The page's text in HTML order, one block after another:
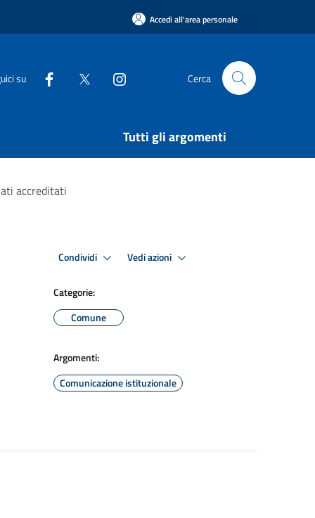
Accedi all'area personale
su Cerca
Tutti gli argomenti
accreditati
Condividi Vedi azioni
Categorie:
Comune
Argomenti:
Comunicazione istituzionale